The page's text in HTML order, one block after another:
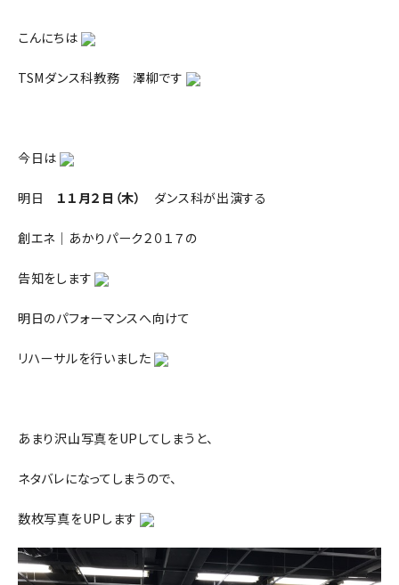
こんにちは
TSMダンス科教務 澤柳です
今日は
明日１１月２日（木） ダンス科が出演する
創エネ｜あかりパーク２０１７の
告知をします
明日のパフォーマンスへ向けて
リハーサルを行いました
あまり沢山写真をUPしてしまうと、
ネタバレになってしまうので、
数枚写真をUPします